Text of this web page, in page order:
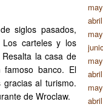
siglos pasados,
Los carteles y los
la casa de
banco. El
al turismo.
de Wroclaw.